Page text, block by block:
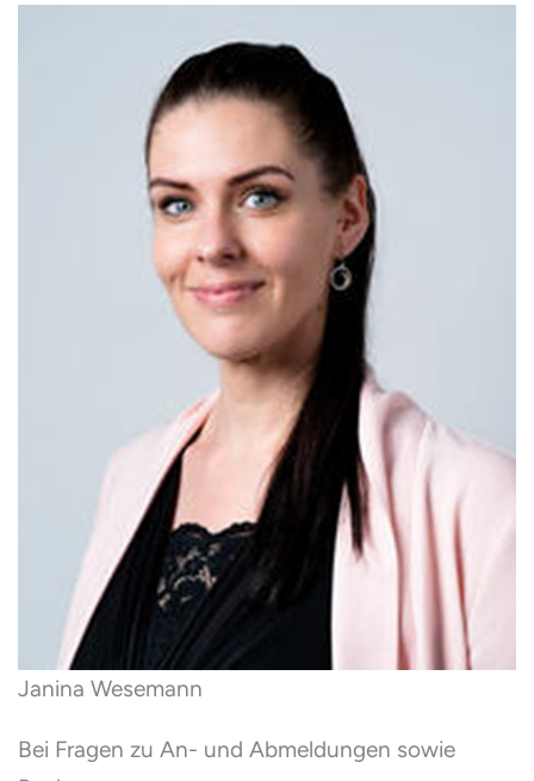
Janina Wesemann
Bei Fragen zu An- und Abmeldungen sowie